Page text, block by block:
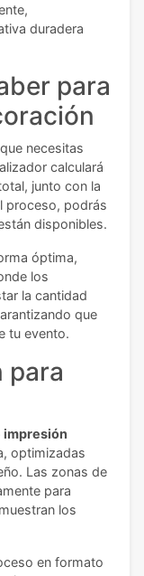
duradera
para
necesitas
calculará
junto con la
proceso, podrás
disponibles.
óptima,
los
la cantidad
que
tu evento.
para
impresión
optimizadas
Las zonas de
para
los
en formato